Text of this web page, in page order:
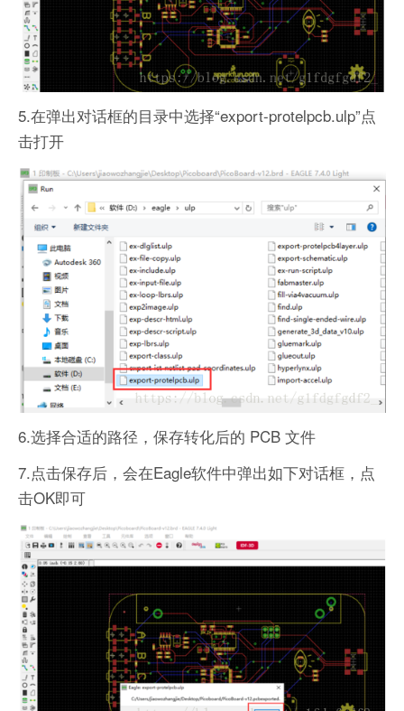
5.在弹出对话框的目录中选择“export-protelpcb.ulp”点
击打开
6.选择合适的路径，保存转化后的 PCB 文件
7.点击保存后，会在Eagle软件中弹出如下对话框，点
击OK即可